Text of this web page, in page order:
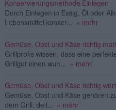
Konservierungsmethode Einlegen
Durch Einlegen in Essig, Öl oder
Lebensmittel konser...
» mehr
Gemüse, Obst und Käse richtig
Grillprofis wissen, dass eine
Grillgut einen wun...
» mehr
Gemüse, Obst und Käse richtig
Gemüse, Obst und Käse gehören
dem Grill: deli...
» mehr